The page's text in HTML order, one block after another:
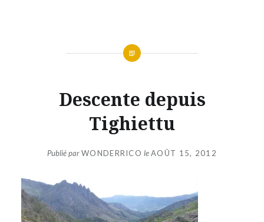
Descente depuis
Tighiettu
Publié parWONDERRICO leAOÛT 15, 2012